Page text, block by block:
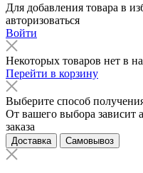
Для добавления товара в
авторизоваться
Войти
Некоторых товаров нет в
Перейти в корзину
Выберите способ
От вашего выбора зависит
заказа
Доставка Самовывоз